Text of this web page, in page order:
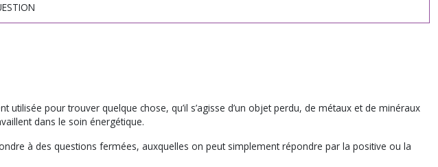
pour trouver quelque chose, qu’il s’agisse d’un objet perdu, de métaux et de minéraux
dans le soin énergétique.
à des questions fermées, auxquelles on peut simplement répondre par la positive ou la